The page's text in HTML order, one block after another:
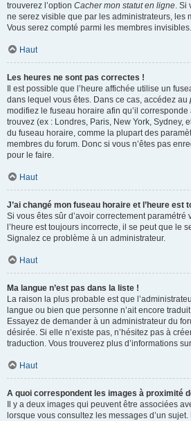
trouverez l’option Cacher mon statut en ligne. Si
ne serez visible que par les administrateurs, les
Vous serez compté parmi les membres invisibles.
Haut
Les heures ne sont pas correctes !
Il est possible que l’heure affichée utilise un
dans lequel vous êtes. Dans ce cas, accédez au
modifiez le fuseau horaire afin qu’il
trouvez (ex : Londres, Paris, New York, Sydney,
du fuseau horaire, comme la plupart des
membres du forum. Donc si vous n’êtes pas
pour le faire.
Haut
J’ai changé mon fuseau horaire et l’heure est
Si vous êtes sûr d’avoir correctement paramétré
l’heure est toujours incorrecte, il se peut que le
Signalez ce problème à un administrateur.
Haut
Ma langue n’est pas dans la liste !
La raison la plus probable est que
langue ou bien que personne n’ait encore
Essayez de demander à un administrateur du
désirée. Si elle n’existe pas, n’hésitez pas à
traduction. Vous trouverez plus d’informations
Haut
A quoi correspondent les images à proximité
Il y a deux images qui peuvent être associées
lorsque vous consultez les messages d’un sujet.